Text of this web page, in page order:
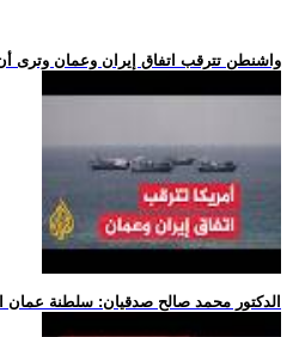
.. واشنطن تترقب اتفاق إيران وعمان
.. الدكتور محمد صالح صدقيان: سلطنة